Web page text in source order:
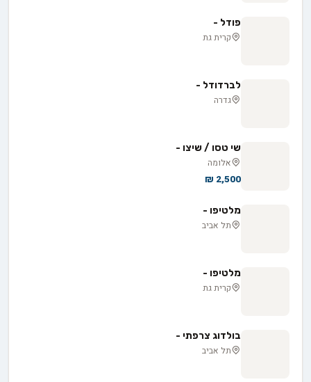
פודל -
קרית גת
לברדודל -
גדרה
שי טסו / שיצו -
אלומה
2,500 ₪
מלטיפו -
תל אביב
מלטיפו -
קרית גת
בולדוג צרפתי -
תל אביב